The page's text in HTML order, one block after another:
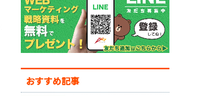
おすすめ記事